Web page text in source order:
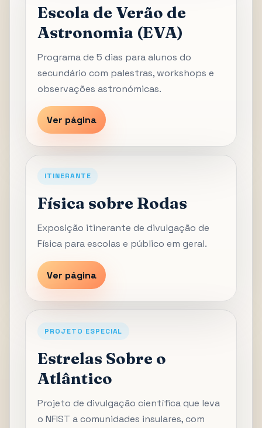
Escola de Verão de
Astronomia (EVA)
Programa de 5 dias para alunos do
secundário com palestras, workshops e
observações astronómicas.
Ver página
ITINERANTE
Física sobre Rodas
Exposição itinerante de divulgação de
Física para escolas e público em geral.
Ver página
PROJETO ESPECIAL
Estrelas Sobre o
Atlântico
Projeto de divulgação científica que leva
o NFIST a comunidades insulares, com